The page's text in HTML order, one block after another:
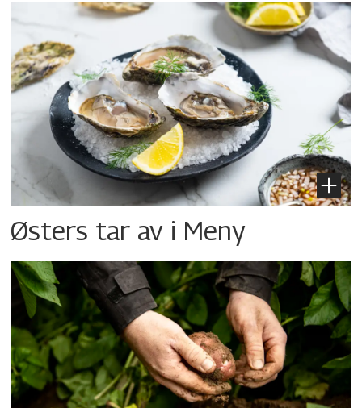
Østers tar av i Meny